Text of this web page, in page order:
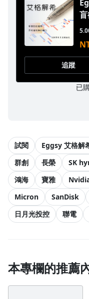
追蹤
已
試閱 Eggsy 艾格解
群創
長榮 SK
鴻海
寶雅
Micron
SanDisk
日月光投控
聯電
本專欄的推薦